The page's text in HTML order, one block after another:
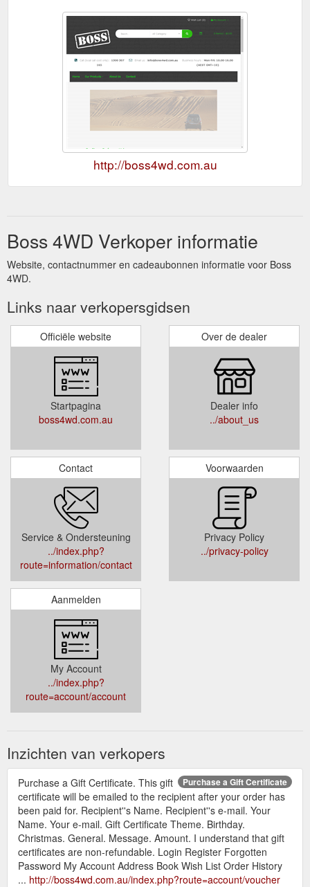
http://boss4wd.com.au
Boss 4WD Verkoper informatie
Website, contactnummer en cadeaubonnen informatie voor Boss
4WD.
Links naar verkopersgidsen
Officiële website
Startpagina
boss4wd.com.au
Over de dealer
Dealer info
../about_us
Contact
Service & Ondersteuning
../index.php?
route=information/contact
Voorwaarden
Privacy Policy
../privacy-policy
Aanmelden
My Account
../index.php?
route=account/account
Inzichten van verkopers
Purchase a Gift Certificate
Purchase a Gift Certificate. This gift
certificate will be emailed to the recipient after your order has
been paid for. Recipient''s Name. Recipient''s e-mail. Your
Name. Your e-mail. Gift Certificate Theme. Birthday.
Christmas. General. Message. Amount. I understand that gift
certificates are non-refundable. Login Register Forgotten
Password My Account Address Book Wish List Order History
... http://boss4wd.com.au/index.php?route=account/voucher